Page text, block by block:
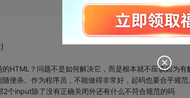
HTML？问题不是如何解决它，而是根本就不应该因为有
便杀。作为程序员，不能做得非常好，起码也要合乎规范
个input除了没有正确关闭外还有什么不符合规范的吗